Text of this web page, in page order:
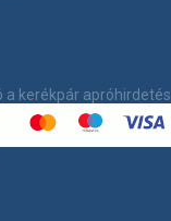
kerékpár apróhirdetés